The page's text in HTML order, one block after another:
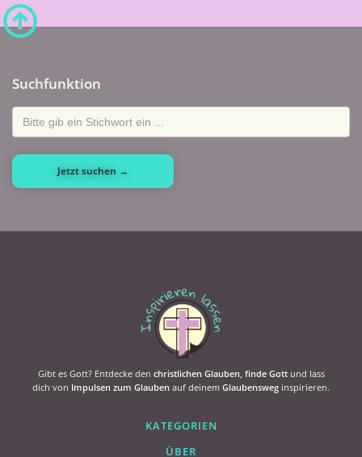
Suchfunktion
Gibt es Gott? Entdecke den christlichen Glauben finde Gottund lass
dich von Impulsen zum Glauben auf deinem Glaubensweg inspirieren.
KATEGORIEN
ÜBER